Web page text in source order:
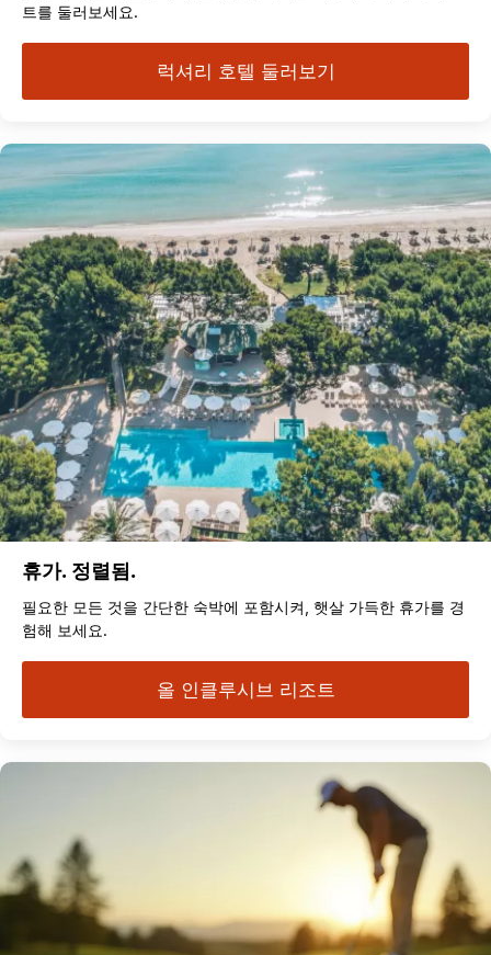
트를 둘러보세요.
럭셔리 호텔 둘러보기
휴가. 정렬됨.
필요한 모든 것을 간단한 숙박에 포함시켜, 햇살 가득한 휴가를 경
험해 보세요.
올 인클루시브 리조트